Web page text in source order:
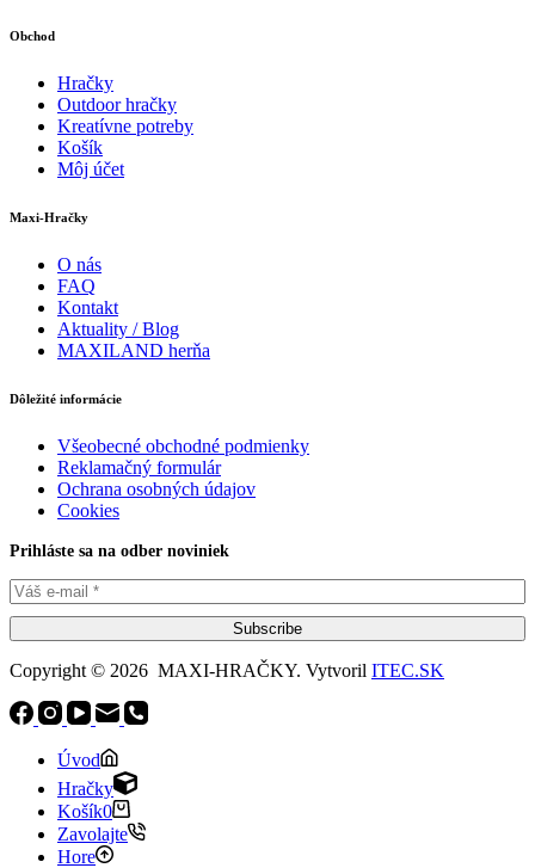
Obchod
Hračky
Outdoor hračky
Kreatívne potreby
Košík
Môj účet
Maxi-Hračky
O nás
FAQ
Kontakt
Aktuality / Blog
MAXILAND herňa
Dôležité informácie
Všeobecné obchodné podmienky
Reklamačný formulár
Ochrana osobných údajov
Cookies
Prihláste sa na odber noviniek
Subscribe
Copyright © 2026 MAXI-HRAČKY. Vytvoril ITEC.SK
Úvod
Hračky
Košík0
Zavolajte
Hore